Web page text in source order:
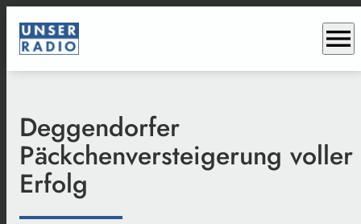
menu
Deggendorfer
Päckchenversteigerung voller
Erfolg